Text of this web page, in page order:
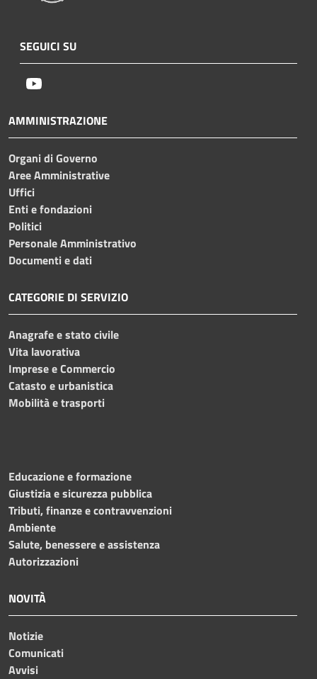
SEGUICI SU
AMMINISTRAZIONE
Organi di Governo
Aree Amministrative
Uffici
Enti e fondazioni
Politici
Personale Amministrativo
Documenti e dati
CATEGORIE DI SERVIZIO
Anagrafe e stato civile
Vita lavorativa
Imprese e Commercio
Catasto e urbanistica
Mobilità e trasporti
Educazione e formazione
Giustizia e sicurezza pubblica
Tributi, finanze e contravvenzioni
Ambiente
Salute, benessere e assistenza
Autorizzazioni
NOVITÀ
Notizie
Comunicati
Avvisi